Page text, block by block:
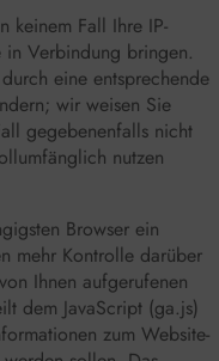
keinem Fall Ihre IP-
Verbindung bringen.
eine entsprechende
wir weisen Sie
gegebenenfalls nicht
nutzen
Browser ein
mehr Kontrolle darüber
Ihnen aufgerufenen
dem JavaScript (ga.js)
zum Website-